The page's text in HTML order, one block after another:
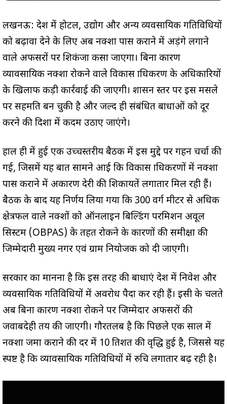
लखनऊ: प्रदेश में होटल, उद्योग और अन्य व्यवसायिक गतिविधियों
को बढ़ावा देने के लिए अब नक्शा पास कराने में अड़ंगे लगाने
वाले अफसरों पर शिकंजा कसा जाएगा। बिना कारण
व्यावसायिक नक्शा रोकने वाले विकास प्राधिकरण के अधिकारियों
के खिलाफ कड़ी कार्रवाई की जाएगी। शासन स्तर पर इस मसले
पर सहमति बन चुकी है और जल्द ही संबंधित बाधाओं को दूर
करने की दिशा में कदम उठाए जाएंगे।
हाल ही में हुई एक उच्चस्तरीय बैठक में इस मुद्दे पर गहन चर्चा की
गई, जिसमें यह बात सामने आई कि विकास प्राधिकरणों में नक्शा
पास कराने में अकारण देरी की शिकायतें लगातार मिल रही हैं।
बैठक के बाद यह निर्णय लिया गया कि 300 वर्ग मीटर से अधिक
क्षेत्रफल वाले नक्शों को ऑनलाइन बिल्डिंग परमिशन अप्रूवल
सिस्टम (OBPAS) के तहत रोकने के कारणों की समीक्षा की
जिम्मेदारी मुख्य नगर एवं ग्राम नियोजक को दी जाएगी।
सरकार का मानना है कि इस तरह की बाधाएं प्रदेश में निवेश और
व्यवसायिक गतिविधियों में अवरोध पैदा कर रही हैं। इसी के चलते
अब बिना कारण नक्शा रोकने पर जिम्मेदार अफसरों की
जवाबदेही तय की जाएगी। गौरतलब है कि पिछले एक साल में
नक्शा जमा कराने की दर में 10 प्रतिशत की वृद्धि हुई है, जिससे यह
स्पष्ट है कि व्यावसायिक गतिविधियों में रुचि लगातार बढ़ रही है।